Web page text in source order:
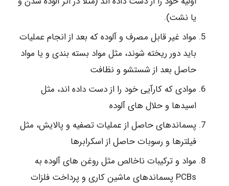
یا نشت).
مواد غیر قابل مصرف و آلوده که بعد از انجام عملیات
باید دور ریخته شوند، مثل مواد بسته بندی و یا مواد
حاصل بعد از شستشو و نظافت
موادی که کارآیی خود را از دست داده اند، مثل
اسیدها و حلال های آلوده
پسماندهای حاصل از عملیات تصفیه و پالایش، مثل
فیلترها و رسوبات حاصل از اسکرابرها
مواد و ترکیبات ناخالص مثل روغن های آلوده به
PCBs پسماندهای ماشین کاری و پرداخت فلزات